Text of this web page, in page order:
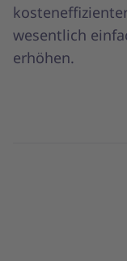
wesentlich
erhöhen.